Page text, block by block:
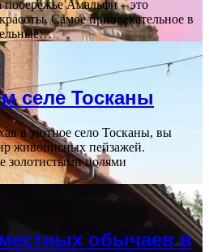
Амальфи – это
Самое привлекательное в
селе Тосканы
в уютное село Тосканы, вы
живописных пейзажей.
золотистыми полями
обычаев в